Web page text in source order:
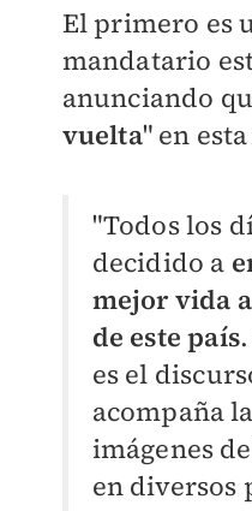
El primero es
mandatario
anunciando
vuelta" en
"Todos los
decidido a
mejor vida
de este país
es el
acompaña
imágenes
en diversos